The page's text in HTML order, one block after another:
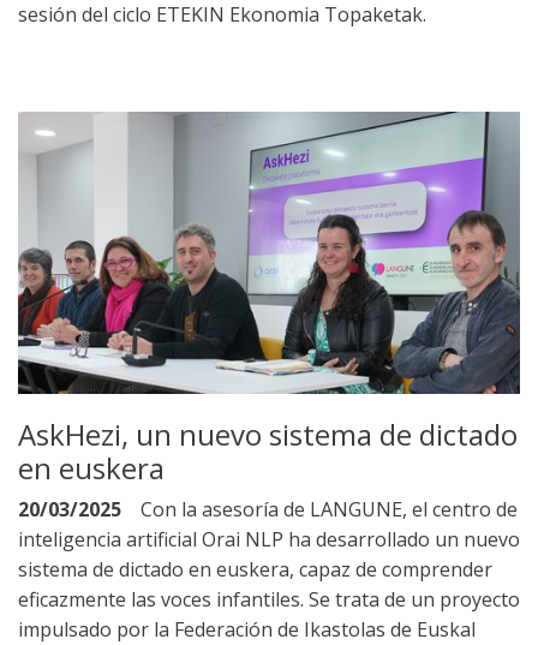
sesión del ciclo ETEKIN Ekonomia Topaketak.
AskHezi, un nuevo sistema de dictado
en euskera
20/03/2025
Con la asesoría de LANGUNE, el centro de
inteligencia artificial Orai NLP ha desarrollado un nuevo
sistema de dictado en euskera, capaz de comprender
eficazmente las voces infantiles. Se trata de un proyecto
impulsado por la Federación de Ikastolas de Euskal